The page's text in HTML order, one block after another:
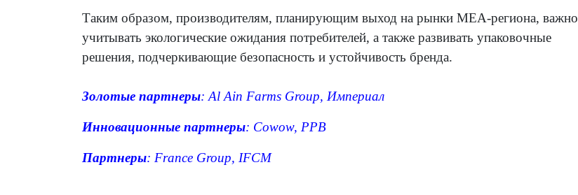
Таким образом, производителям, планирующим выход на рынки MEA-региона, важно
учитывать экологические ожидания потребителей, а также развивать упаковочные
решения, подчеркивающие безопасность и устойчивость бренда.
Золотые партнеры: Al Ain Farms Group, Империал
Инновационные партнеры: Cowow, PPB
Партнеры: France Group, IFCM